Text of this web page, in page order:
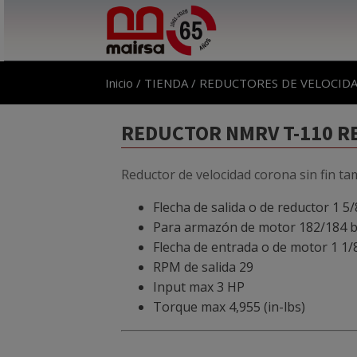
Inicio / TIENDA/ REDUCTORES DE
REDUCTOR NMRV T-110
Reductor de velocidad corona sin fin
Flecha de salida o de reductor 1 5/
Para armazón de motor 182/184
Flecha de entrada o de motor 1 1/
RPM de salida 29
Input max 3 HP
Torque max 4,955 (in-lbs)